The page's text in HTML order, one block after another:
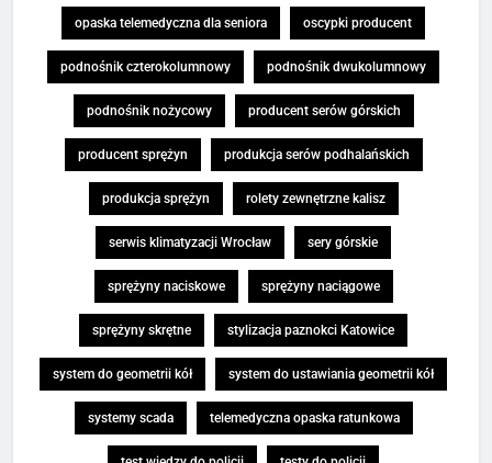
opaska telemedyczna dla seniora oscypki producent
podnośnik czterokolumnowy podnośnik dwukolumnowy
podnośnik nożycowy producent serów górskich
producent sprężyn produkcja serów podhalańskich
produkcja sprężyn rolety zewnętrzne kalisz
serwis klimatyzacji Wrocław sery górskie
sprężyny naciskowe sprężyny naciągowe
sprężyny skrętne stylizacja paznokci Katowice
system do geometrii kół system do ustawiania geometrii kół
systemy scada telemedyczna opaska ratunkowa